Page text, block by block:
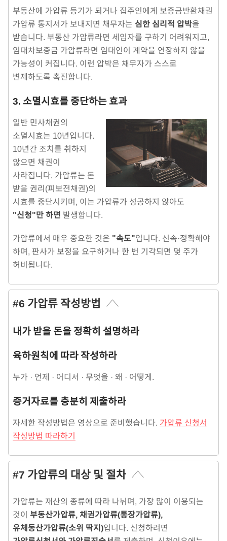
부동산에 가압류 등기가 되거나 집주인에게 보증금반환채권
가압류 통지서가 보내지면 채무자는 심한 심리적 압박을
받습니다. 부동산 가압류라면 세입자를 구하기 어려워지고,
임대차보증금 가압류라면 임대인이 계약을 연장하지 않을
가능성이 커집니다. 이런 압박은 채무자가 스스로
변제하도록 촉진합니다.
3. 소멸시효를 중단하는 효과
일반 민사채권의
소멸시효는 10년입니다.
10년간 조치를 취하지
않으면 채권이
사라집니다. 가압류는 돈
받을 권리(피보전채권)의
시효를 중단시키며, 이는 가압류가 성공하지 않아도
"신청"만 하면 발생합니다.
가압류에서 매우 중요한 것은 "속도"입니다. 신속·정확해야
하며, 판사가 보정을 요구하거나 한 번 기각되면 몇 주가
허비됩니다.
#6 가압류 작성방법
내가 받을 돈을 정확히 설명하라
육하원칙에 따라 작성하라
누가 · 언제 · 어디서 · 무엇을 · 왜 · 어떻게.
증거자료를 충분히 제출하라
자세한 작성방법은 영상으로 준비했습니다. 가압류 신청서
작성방법 따라하기
#7 가압류의 대상 및 절차
가압류는 재산의 종류에 따라 나뉘며, 가장 많이 이용되는
것이 부동산가압류, 채권가압류(통장가압류),
유체동산가압류(소위 딱지)입니다. 신청하려면